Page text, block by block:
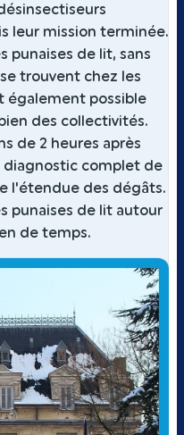
leur mission terminée.
punaises de lit, sans
trouvent chez les
également possible
des collectivités.
de 2 heures après
diagnostic complet de
l'étendue des dégâts.
punaises de lit autour
de temps.